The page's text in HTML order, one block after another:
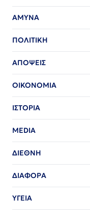
ΑΜΥΝΑ
ΠΟΛΙΤΙΚΗ
ΑΠΟΨΕΙΣ
ΟΙΚΟΝΟΜΙΑ
ΙΣΤΟΡΙΑ
MEDIA
ΔΙΕΘΝΗ
ΔΙΑΦΟΡΑ
ΥΓΕΙΑ